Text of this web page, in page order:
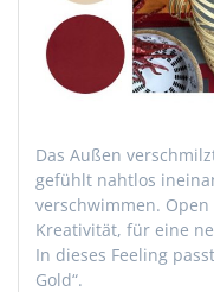
Das Außen
gefühlt nahtlos
verschwimmen.
Kreativität, für eine
In dieses Feeling
Gold“.